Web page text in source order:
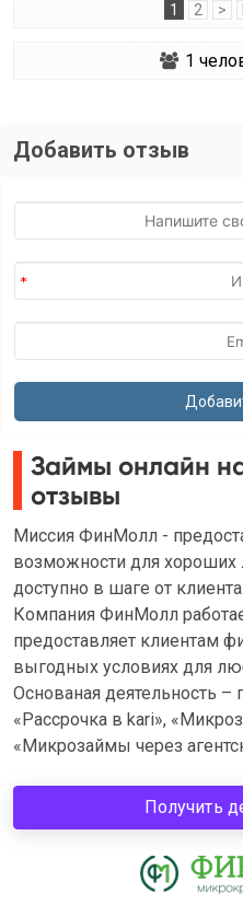
1 2 >
1
Добавить отзыв
Займы онлайн
отзывы
Миссия ФинМолл -
возможности для
доступно в шаге от клиента.
Компания ФинМолл
предоставляет клиентам
выгодных условиях для
Основаная деятельность –
«Рассрочка в kari»,
«Микрозаймы через
Получить